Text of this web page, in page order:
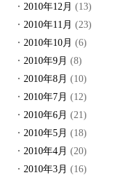
2010年12月 (13)
2010年11月 (23)
2010年10月 (6)
2010年9月 (8)
2010年8月 (10)
2010年7月 (12)
2010年6月 (21)
2010年5月 (18)
2010年4月 (20)
2010年3月 (16)